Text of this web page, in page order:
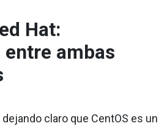
Hat:
ambas
claro que CentOS es un